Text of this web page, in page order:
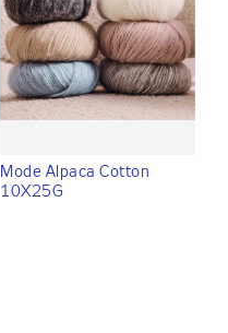
Mode Alpaca Cotton
10X25G